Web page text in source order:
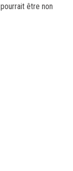
être non